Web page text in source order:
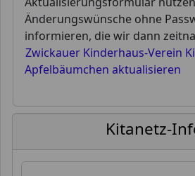
Änderungswünsche ohne
informieren, die wir dann
Zwickauer Kinderhaus-Verein
Apfelbäumchen aktualisieren
Kitanetz-